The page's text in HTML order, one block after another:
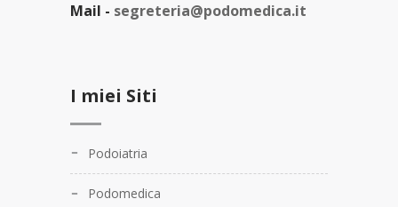
Mail - segreteria@podomedica.it
I miei Siti
Podoiatria
Podomedica